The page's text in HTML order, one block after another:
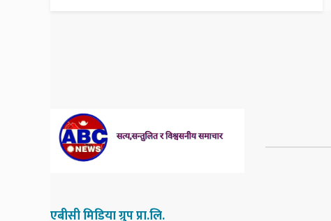
एबीसी मिडिया ग्रुप प्रा.लि.